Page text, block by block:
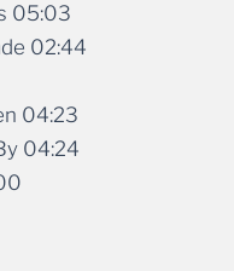
05:03
02:44
04:23
04:24